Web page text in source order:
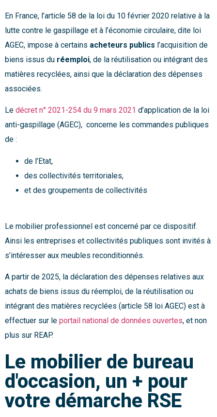
En France, l’article 58 de la loi du 10 février 2020 relative à la
lutte contre le gaspillage et à l’économie circulaire, dite loi
AGEC, impose à certains acheteurs publics l’acquisition de
biens issus du réemploi, de la réutilisation ou intégrant des
matières recyclées, ainsi que la déclaration des dépenses
associées.
Le décret n° 2021-254 du 9 mars 2021 d’application de la loi
anti-gaspillage (AGEC), concerne les commandes publiques
de :
de l’Etat,
des collectivités territoriales,
et des groupements de collectivités
Le mobilier professionnel est concerné par ce dispositif.
Ainsi les entreprises et collectivités publiques sont invités à
s’intéresser aux meubles reconditionnés.
A partir de 2025, la déclaration des dépenses relatives aux
achats de biens issus du réemploi, de la réutilisation ou
intégrant des matières recyclées (article 58 loi AGEC) est à
effectuer sur le portail national de données ouvertes, et non
plus sur REAP.
Le mobilier de bureau
d'occasion, un + pour
votre démarche RSE